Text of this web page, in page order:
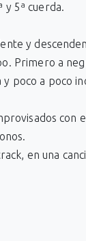
y 5ª cuerda.
y
Primero a
y poco a poco
con
en una